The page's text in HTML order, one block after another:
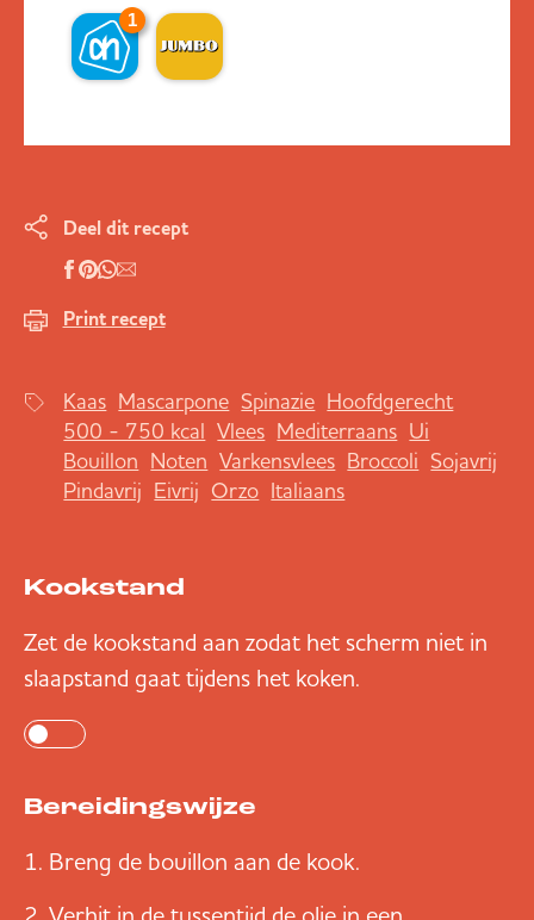
1
Deel dit recept
Print recept
Kaas Mascarpone Spinazie Hoofdgerecht
500 - 750 kcal Vlees Mediterraans Ui
Bouillon Noten Varkensvlees Broccoli Sojavrij
Pindavrij Eivrij Orzo Italiaans
Kookstand
Zet de kookstand aan zodat het scherm niet in
slaapstand gaat tijdens het koken.
Bereidingswijze
Breng de bouillon aan de kook.